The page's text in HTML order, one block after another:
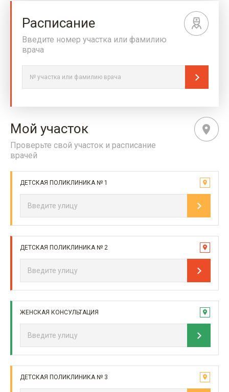
Расписание
Введите номер участка или фамилию
врача
Мой участок
Проверьте свой участок и расписание
врачей
ДЕТСКАЯ ПОЛИКЛИНИКА № 1
ДЕТСКАЯ ПОЛИКЛИНИКА № 2
ЖЕНСКАЯ КОНСУЛЬТАЦИЯ
ДЕТСКАЯ ПОЛИКЛИНИКА № 3